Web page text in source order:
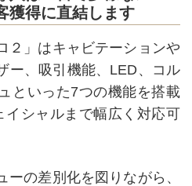
獲得に直結します
２」はキャビテーションや
ー、吸引機能、LED、コル
といった7つの機能を搭載
イシャルまで幅広く対応可
ーの差別化を図りながら、